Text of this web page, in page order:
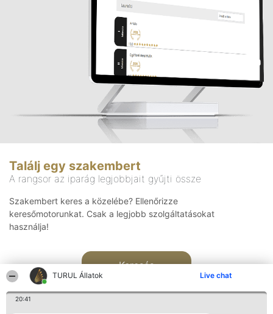
TURUL Állatok Live chat
20:41
Találj egy szakembert
A rangsor az iparág legjobbjait gyűjti össze
Szakembert keres a közelébe? Ellenőrizze
keresőmotorunkat. Csak a legjobb szolgáltatásokat
használja!
Keresés